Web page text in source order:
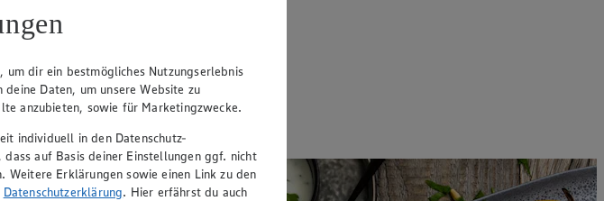
um dir ein bestmögliches Nutzungserlebnis
Daten, um unsere Website zu
anzubieten, sowie für Marketingzwecke.
individuell in den Datenschutz-
auf Basis deiner Einstellungen ggf. nicht
Erklärungen sowie einen Link zu den
Datenschutzerklärung. Hier erfährst du auch